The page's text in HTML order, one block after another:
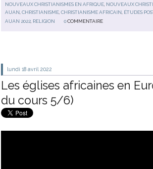
NOUVEAUX CHRISTIANISMES EN AFRIQUE NOUVEAUX
AUAN ,CHRISTIANISME ,CHRISTIANISME AFRICAIN ÉTUDES
AUAN 2022, RELIGION 0 COMMENTAIRE
lundi 18 avril 2022
Les églises africaines en
du cours 5/6)